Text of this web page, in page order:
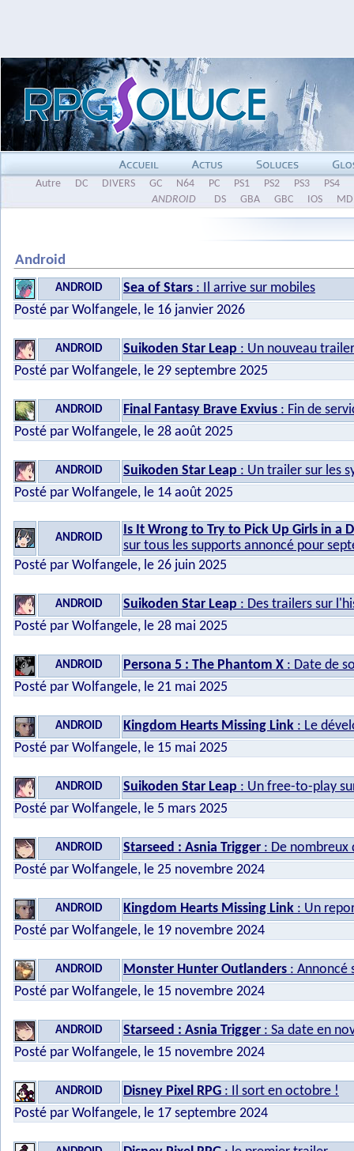
Autre DC DIVERS GC N64 PC PS1 PS2 PS3
PS4
ANDROID
DS GBA GBC IOS MD
Android
ANDROID Sea of Stars : Il arrive sur mobiles
Posté par Wolfangele, le 16 janvier 2026
ANDROID Suikoden Star Leap : Un nouveau trailer
Posté par Wolfangele, le 29 septembre 2025
ANDROID Final Fantasy Brave Exvius : Fin de
Posté par Wolfangele, le 28 août 2025
ANDROID Suikoden Star Leap : Un trailer sur les
Posté par Wolfangele, le 14 août 2025
ANDROID
Is It Wrong to Try to Pick Up Girls in a
sur tous les supports annoncé pour
Posté par Wolfangele, le 26 juin 2025
ANDROID Suikoden Star Leap : Des trailers sur
Posté par Wolfangele, le 28 mai 2025
ANDROID Persona 5 : The Phantom X : Date de
Posté par Wolfangele, le 21 mai 2025
ANDROID Kingdom Hearts Missing Link : Le
Posté par Wolfangele, le 15 mai 2025
ANDROID Suikoden Star Leap : Un free-to-play
Posté par Wolfangele, le 5 mars 2025
ANDROID Starseed : Asnia Trigger : De
Posté par Wolfangele, le 25 novembre 2024
ANDROID Kingdom Hearts Missing Link : Un
Posté par Wolfangele, le 19 novembre 2024
ANDROID Monster Hunter Outlanders : Annoncé
Posté par Wolfangele, le 15 novembre 2024
ANDROID Starseed : Asnia Trigger : Sa date en
Posté par Wolfangele, le 15 novembre 2024
ANDROID Disney Pixel RPG : Il sort en octobre !
Posté par Wolfangele, le 17 septembre 2024